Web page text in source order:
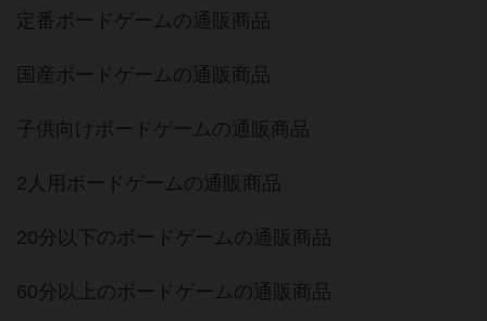
定番ボードゲームの通販商品
国産ボードゲームの通販商品
子供向けボードゲームの通販商品
2人用ボードゲームの通販商品
20分以下のボードゲームの通販商品
60分以上のボードゲームの通販商品